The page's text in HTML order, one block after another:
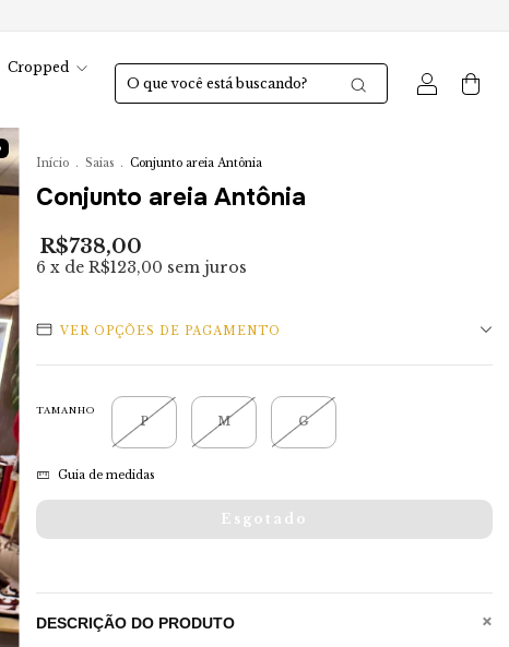
Cropped
0
Início . Saias . Conjunto areia Antônia
Conjunto areia Antônia
R$738,00
6 x de R$123,00 sem juros
VER OPÇÕES DE PAGAMENTO
TAMANHO
P M G
Guia de medidas
DESCRIÇÃO DO PRODUTO +